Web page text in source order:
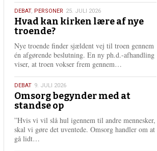
s
m
e
r
e
25.
juli
2026
DEBAT, PERSONER 25. JULI 2026
Hvad kan kirken lære af nye
troende?
Nye troende finder sjældent vej til troen gennem
én afgørende beslutning. En ny ph.d.-afhandling
viser, at troen vokser frem gennem…
e
e
9.
juli
2026
DEBAT 9. JULI 2026
Omsorg begynder med at
standse op
”Hvis vi vil slå hul igennem til andre mennesker,
skal vi gøre det uventede. Omsorg handler om at
gå lidt…